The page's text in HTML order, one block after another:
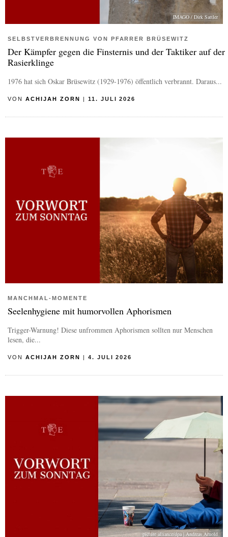
IMAGO / Dirk Sattler
SELBSTVERBRENNUNG VON PFARRER BRÜSEWITZ
Der Kämpfer gegen die Finsternis und der Taktiker auf der
Rasierklinge
1976 hat sich Oskar Brüsewitz (1929-1976) öffentlich verbrannt. Daraus...
VON ACHIJAH ZORN 11. JULI 2026
MANCHMAL-MOMENTE
Seelenhygiene mit humorvollen Aphorismen
Trigger-Warnung! Diese unfrommen Aphorismen sollten nur Menschen
lesen, die...
VON ACHIJAH ZORN | 4. JULI 2026
picture alliance/dpa | Andreas Arnold